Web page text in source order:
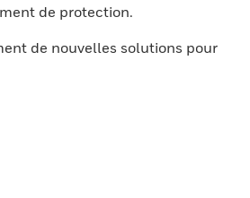
de protection.
de nouvelles solutions pour